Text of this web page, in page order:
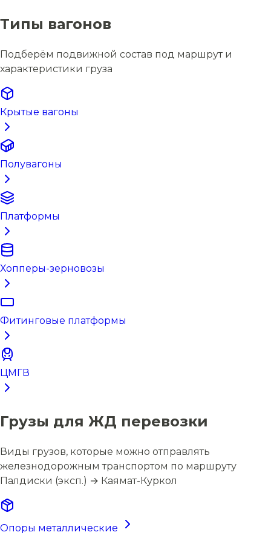
Типы вагонов
Подберём подвижной состав под маршрут и
характеристики груза
Крытые вагоны
Полувагоны
Платформы
Хопперы-зерновозы
Фитинговые платформы
ЦМГВ
Грузы для ЖД перевозки
Виды грузов, которые можно отправлять
железнодорожным транспортом по маршруту
Палдиски (эксп.) → Каямат-Куркол
Опоры металлические